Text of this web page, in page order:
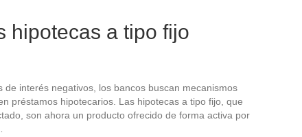
hipotecas a tipo fijo
interés negativos, los bancos buscan mecanismos
préstamos hipotecarios. Las hipotecas a tipo fijo, que
son ahora un producto ofrecido de forma activa por